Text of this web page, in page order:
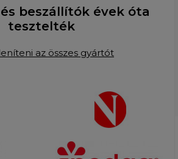
beszállítók évek óta
tesztelték
az összes gyártót